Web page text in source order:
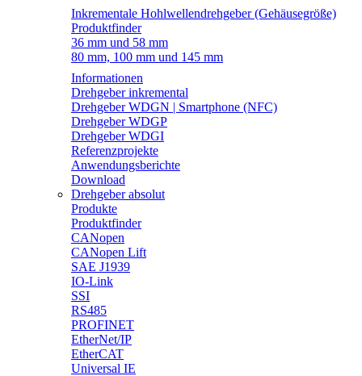
Inkrementale Hohlwellendrehgeber (Gehäusegröße)
Produktfinder
36 mm und 58 mm
80 mm, 100 mm und 145 mm
Informationen
Drehgeber inkremental
Drehgeber WDGN | Smartphone (NFC)
Drehgeber WDGP
Drehgeber WDGI
Referenzprojekte
Anwendungsberichte
Download
Drehgeber absolut
Produkte
Produktfinder
CANopen
CANopen Lift
SAE J1939
IO-Link
SSI
RS485
PROFINET
EtherNet/IP
EtherCAT
Universal IE